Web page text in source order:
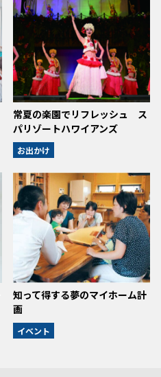
常夏の楽園でリフレッシュ ス
パリゾートハワイアンズ
お出かけ
知って得する夢のマイホーム計
画
イベント